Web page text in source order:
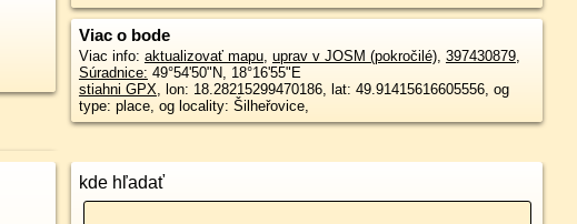
Viac o bode
Viac info: aktualizovať mapu, uprav v JOSM (pokročilé), 397430879,
Súradnice: 49°54'50"N, 18°16'55"E
stiahni GPX, lon: 18.28215299470186, lat: 49.91415616605556, og
type: place, og locality: Šilheřovice,
kde hľadať